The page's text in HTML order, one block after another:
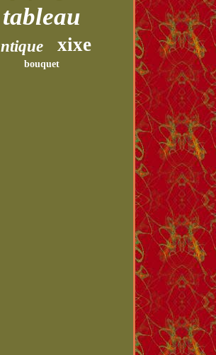
tableau
xixe
bouquet